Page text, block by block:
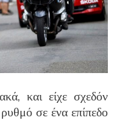
και είχε σχεδόν
σε ένα επίπεδο